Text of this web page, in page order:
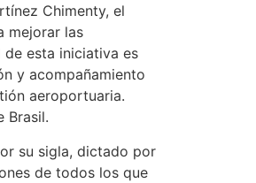
Chimenty, el
mejorar las
esta iniciativa es
y acompañamiento
aeroportuaria.
Brasil.
su sigla, dictado por
de todos los que